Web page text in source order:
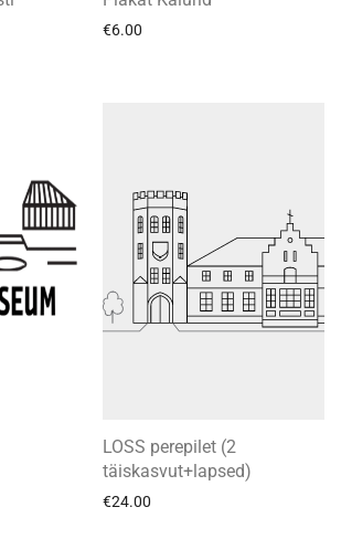
€6.00
LOSS perepilet (2
täiskasvut+lapsed)
€24.00